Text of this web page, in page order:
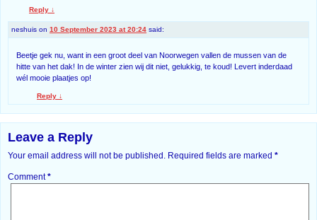
Reply ↓
neshuis on 10 September 2023 at 20:24 said:
Beetje gek nu, want in een groot deel van Noorwegen vallen de mussen van de
hitte van het dak! In de winter zien wij dit niet, gelukkig, te koud! Levert inderdaad
wél mooie plaatjes op!
Reply ↓
Leave a Reply
Your email address will not be published. Required fields are marked *
Comment*